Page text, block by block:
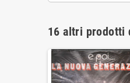
16 altri prodotti